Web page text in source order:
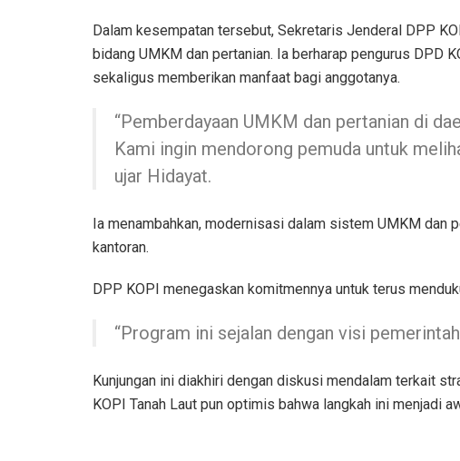
Dalam kesempatan tersebut, Sekretaris Jenderal DPP
bidang UMKM dan pertanian. Ia berharap pengurus DPD
sekaligus memberikan manfaat bagi anggotanya.
“Pemberdayaan UMKM dan pertanian di
Kami ingin mendorong pemuda untuk
ujar Hidayat.
Ia menambahkan, modernisasi dalam sistem UMKM dan
kantoran.
DPP KOPI menegaskan komitmennya untuk terus
“Program ini sejalan dengan visi
Kunjungan ini diakhiri dengan diskusi mendalam terkait
KOPI Tanah Laut pun optimis bahwa langkah ini menjadi